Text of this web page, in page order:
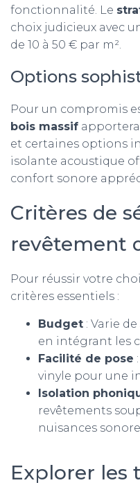
fonctionnalité. Le
choix judicieux avec
de 10 à 50 € par m².
Options
Pour un compromis
bois massif
et certaines options
isolante acoustique
confort sonore
Critères de
revêtement
Pour réussir votre
critères essentiels :
Budget : Varie
en intégrant les
Facilité de pose
vinyle pour une
Isolation
revêtements
nuisances
Explorer les